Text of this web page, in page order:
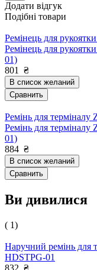
Додати відгук
Подібні товари
Ремінець для
Ремінець для
01)
801
₴
В список желаний
Сравнить
Ремінь для терміналу
Ремінь для
01)
884 ₴
В список желаний
Сравнить
Ви дивилися
( 1)
Наручний ремінь для
HDSTPG-01
832 ₴